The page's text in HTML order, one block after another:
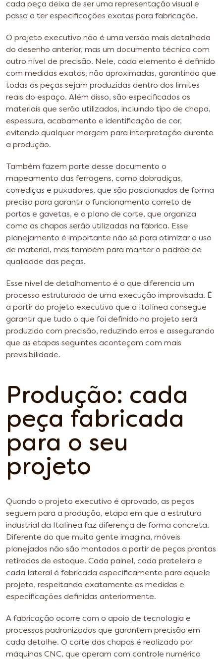
cada peça deixa de ser uma representação visual e
passa a ter especificações exatas para fabricação.
O projeto executivo não é uma versão mais detalhada
do desenho anterior, mas um documento técnico com
outro nível de precisão. Nele, cada elemento é definido
com medidas exatas, não aproximadas, garantindo que
todas as peças sejam produzidas dentro dos limites
reais do espaço. Além disso, são especificados os
materiais que serão utilizados, incluindo tipo de chapa,
espessura, acabamento e identificação de cor,
evitando qualquer margem para interpretação durante
a produção.
Também fazem parte desse documento o
mapeamento das ferragens, como dobradiças,
corrediças e puxadores, que são posicionados de forma
precisa para garantir o funcionamento correto de
portas e gavetas, e o plano de corte, que organiza
como as chapas serão utilizadas na fábrica. Esse
planejamento é importante não só para otimizar o uso
de material, mas também para manter o padrão de
qualidade das peças.
Esse nível de detalhamento é o que diferencia um
processo estruturado de uma execução improvisada. É
a partir do projeto executivo que a Italínea consegue
garantir que tudo o que foi definido no projeto será
produzido com precisão, reduzindo erros e assegurando
que as etapas seguintes aconteçam com mais
previsibilidade.
Produção: cada
peça fabricada
para o seu
projeto
Quando o projeto executivo é aprovado, as peças
seguem para a produção, etapa em que a estrutura
industrial da Italínea faz diferença de forma concreta.
Diferente do que muita gente imagina, móveis
planejados não são montados a partir de peças prontas
retiradas de estoque. Cada painel, cada prateleira e
cada lateral é fabricada especificamente para aquele
projeto, respeitando exatamente as medidas e
especificações definidas anteriormente.
A fabricação ocorre com o apoio de tecnologia e
processos padronizados que garantem precisão em
cada detalhe. O corte das chapas é realizado por
máquinas CNC, que operam com controle numérico